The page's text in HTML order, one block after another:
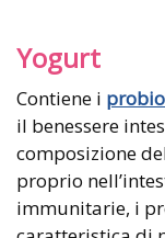
Yogurt
Contiene i
il benessere
composizione
proprio
immunitarie, i